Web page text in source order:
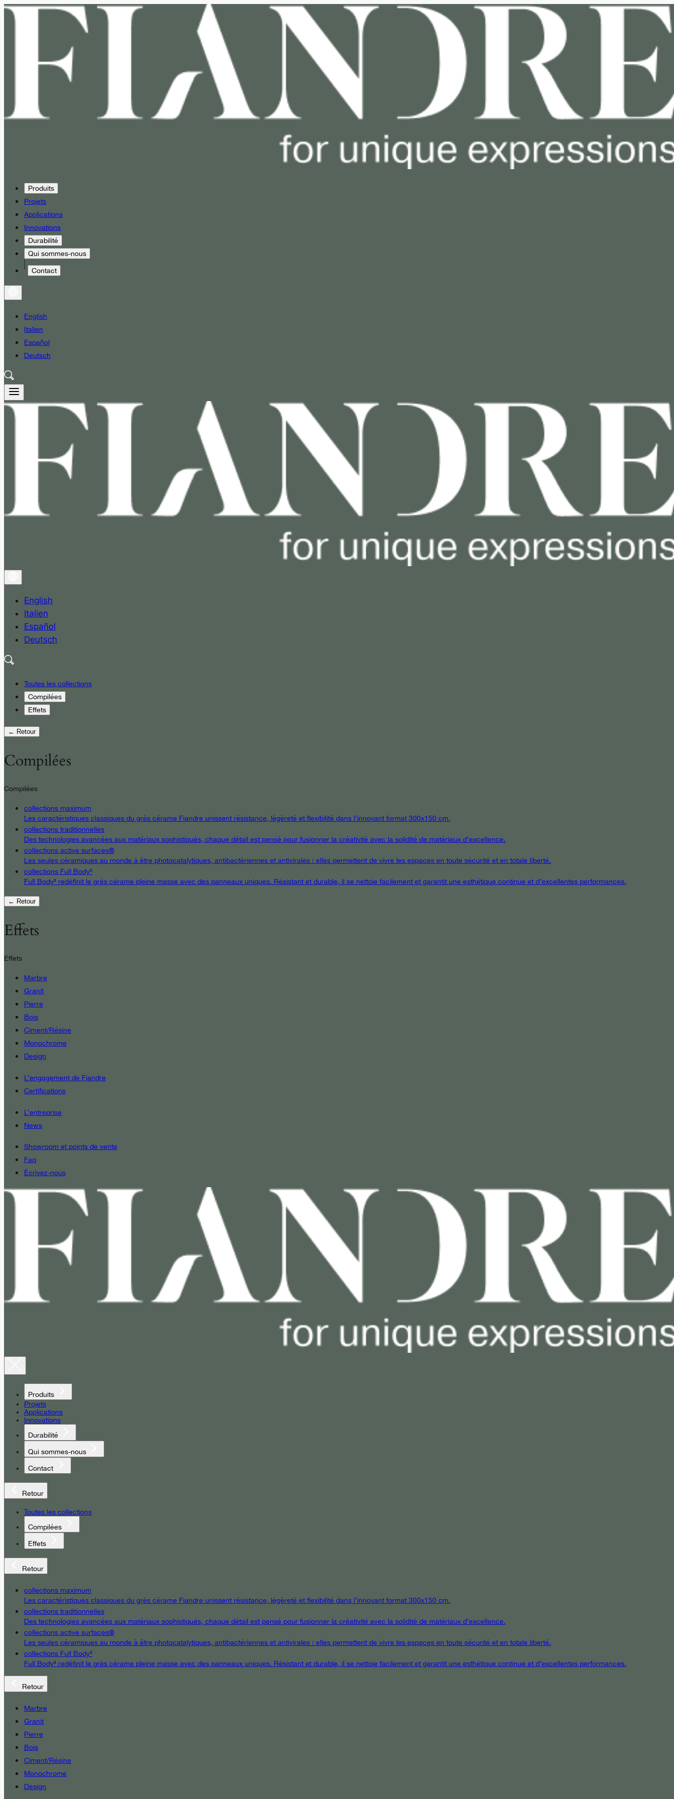
Produits
Projets
Applications
Innovations
Durabilité
Qui sommes-nous
Contact
English
Italien
Español
Deutsch
English
Italien
Español
Deutsch
Toutes les collections
Compilées
Effets
← Retour
Compilées
Compilées
collections maximum
Les caractéristiques classiques du grès cérame Fiandre unissent résistance, légèreté et flexibilité dans l’innovant format 300x150 cm.
collections traditionnelles
Des technologies avancées aux matériaux sophistiqués, chaque détail est pensé pour fusionner la créativité avec la solidité de matériaux d’excellence.
collections active surfaces®
Les seules céramiques au monde à être photocatalytiques, antibactériennes et antivirales : elles permettent de vivre les espaces en toute sécurité et en totale liberté.
collections Full Body³
Full Body³ redéfinit le grès cérame pleine masse avec des panneaux uniques. Résistant et durable, il se nettoie facilement et garantit une esthétique continue et d’excellentes performances.
← Retour
Effets
Effets
Marbre
Granit
Pierre
Bois
Ciment/Résine
Monochrome
Design
L’engagement de Fiandre
Certifications
L’entreprise
News
Showroom et points de vente
Faq
Écrivez-nous
Produits
Projets
Applications
Innovations
Durabilité
Qui sommes-nous
Contact
Retour
Toutes les collections
Compilées
Effets
Retour
collections maximum
Les caractéristiques classiques du grès cérame Fiandre unissent résistance, légèreté et flexibilité dans l’innovant format 300x150 cm.
collections traditionnelles
Des technologies avancées aux matériaux sophistiqués, chaque détail est pensé pour fusionner la créativité avec la solidité de matériaux d’excellence.
collections active surfaces®
Les seules céramiques au monde à être photocatalytiques, antibactériennes et antivirales : elles permettent de vivre les espaces en toute sécurité et en totale liberté.
collections Full Body³
Full Body³ redéfinit le grès cérame pleine masse avec des panneaux uniques. Résistant et durable, il se nettoie facilement et garantit une esthétique continue et d’excellentes performances.
Retour
Marbre
Granit
Pierre
Bois
Ciment/Résine
Monochrome
Design